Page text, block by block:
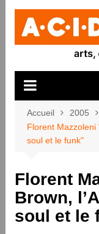
Aller
contenu
Accueil 2005
Florent Mazzoleni
soul et le funk"
Florent
Brown,
soul et le